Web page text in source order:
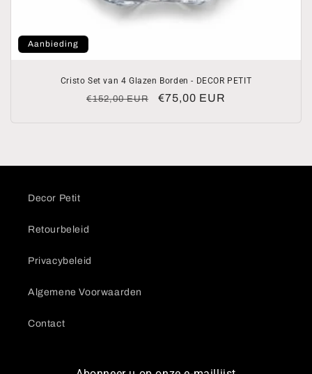
Aanbieding
Cristo Set van 4 Glazen Borden - DECOR PETIT
Normale
€152,00 EUR Aanbiedingsprijs
€75,00 EUR
Decor Petit
Retourbeleid
Privacybeleid
Algemene Voorwaarden
Contact